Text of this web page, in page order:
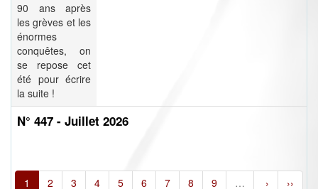
90 ans après
les grèves et les
énormes
conquêtes, on
se repose cet
été pour écrire
la suite !
N° 447 - Juillet 2026
1 2 3 4 5 6 7 8 9 … › ››